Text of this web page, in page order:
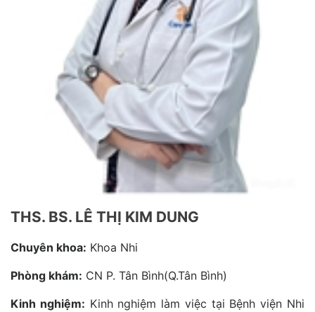
THS. BS. LÊ THỊ KIM DUNG
Chuyên khoa: Khoa Nhi
Phòng khám: CN P. Tân Bình(Q.Tân Bình)
Kinh nghiệm: Kinh nghiệm làm việc tại Bệnh viện Nhi